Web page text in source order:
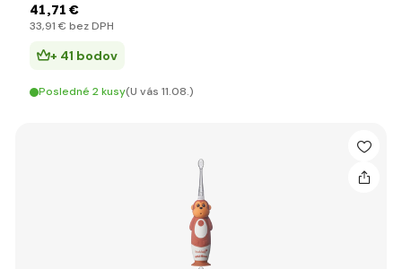
41,71 €
33,91 € bez DPH
+ 41 bodov
Posledné 2 kusy(U vás 11.08.)